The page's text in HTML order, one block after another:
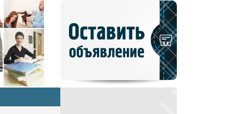
объявление